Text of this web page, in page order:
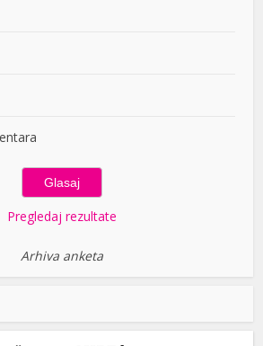
Pregledaj rezultate
Arhiva anketa